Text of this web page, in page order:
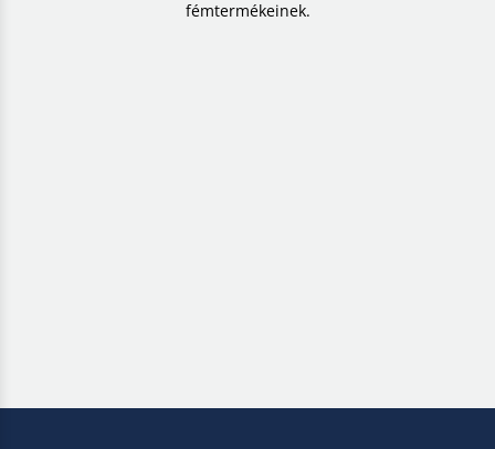
fémtermékeinek.